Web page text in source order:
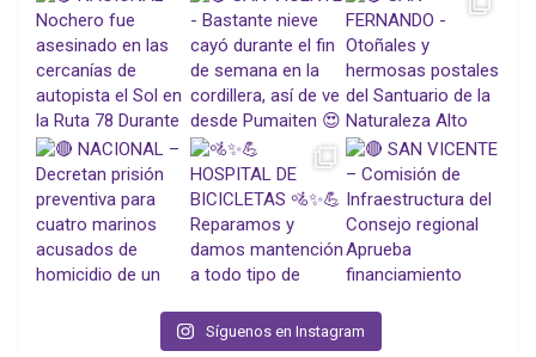
Síguenos en Instagram